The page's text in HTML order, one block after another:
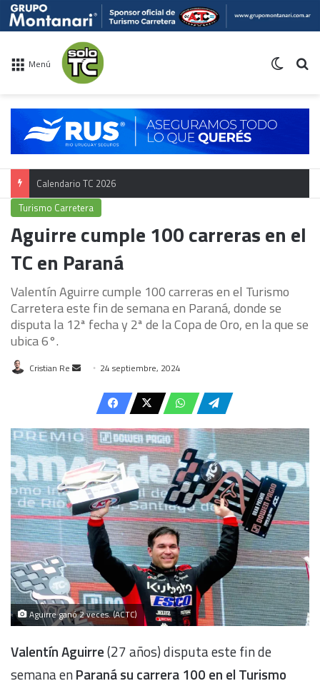
Menú
Calendario TC 2026
Turismo Carretera
Aguirre cumple 100 carreras en el
TC en Paraná
Valentín Aguirre cumple 100 carreras en el Turismo
Carretera este fin de semana en Paraná, donde se
disputa la 12ª fecha y 2ª de la Copa de Oro, en la que se
ubica 6°.
Cristian Re
Send
email
24 septiembre, 2024
Aguirre ganó 2 veces. (ACTC)
Valentín Aguirre(27 años) disputa este fin de
semana enParaná su carrera 100 en el Turismo